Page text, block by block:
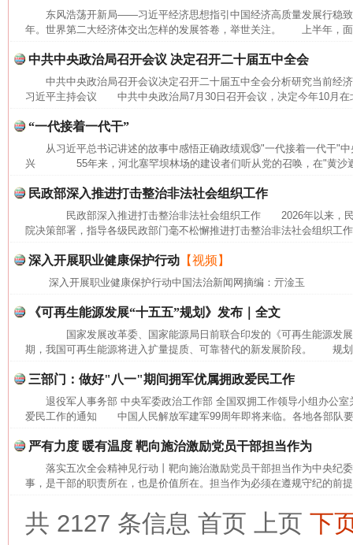
东风浩荡开新局——习近平经济思想指引中国经济高质量发展行
年。世界第二大经济体交出怎样的发展答卷，举世关注。 上半年，
中共中央政治局召开会议 决定召开二十届五中全会
中共中央政治局召开会议决定召开二十届五中全会分析研究当前经
习近平主持会议 中共中央政治局7月30日召开会议，决定今年10月在
“一代接着一代干”
从习近平总书记讲述的故事中感悟正确政绩观⑬"一代接着一代干"
兴 55年来，河北塞罕坝林场的建设者们听从党的召唤，在"黄沙遮
民政部深入推进打击整治非法社会组织工作
民政部深入推进打击整治非法社会组织工作 2026年以来，民
院决策部署，指导各级民政部门毫不松懈推进打击整治非法社会组织工
深入开展职业健康保护行动 【视频】
深入开展职业健康保护行动中国法治新闻网摘编：亓淦玉
《可再生能源发展“十五五”规划》发布｜全文
国家发展改革委、国家能源局日前联合印发的《可再生能源发
期，我国可再生能源将进入扩量提质、可靠替代的新发展阶段。 规
三部门：做好"八一"期间拥军优属拥政爱民工作
退役军人事务部 中央军委政治工作部 全国双拥工作领导小组办公
爱民工作的通知 中国人民解放军建军99周年即将来临。各地各部队
严有力度 暖有温度 靶向施治激励党员干部担当作为
落实五次全会精神见行动丨靶向施治激励党员干部担当作为中央
事，是干部的职责所在，也是价值所在。担当作为必须在遵规守纪的前
共 2127 条信息 首页 上页 下